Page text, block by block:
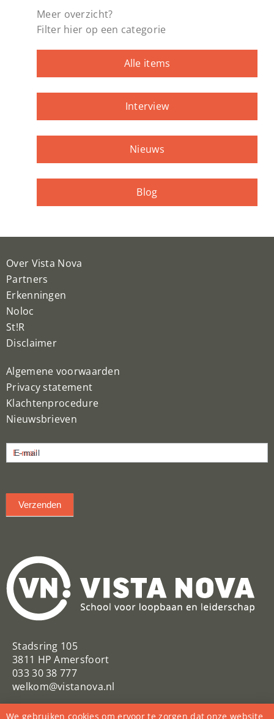
Meer overzicht?
Filter hier op een categorie
Alle items
Interview
Nieuws
Blog
Over Vista Nova
Partners
Erkenningen
Noloc
St!R
Disclaimer
Algemene voorwaarden
Privacy statement
Klachtenprocedure
Nieuwsbrieven
inschrijven
E-mail
Verzenden
Stadsring 105
3811 HP Amersfoort
033 30 38 777
welkom@vistanova.nl
VistaNovaSchool
Vista Nova
We gebruiken cookies om ervoor te zorgen dat onze website